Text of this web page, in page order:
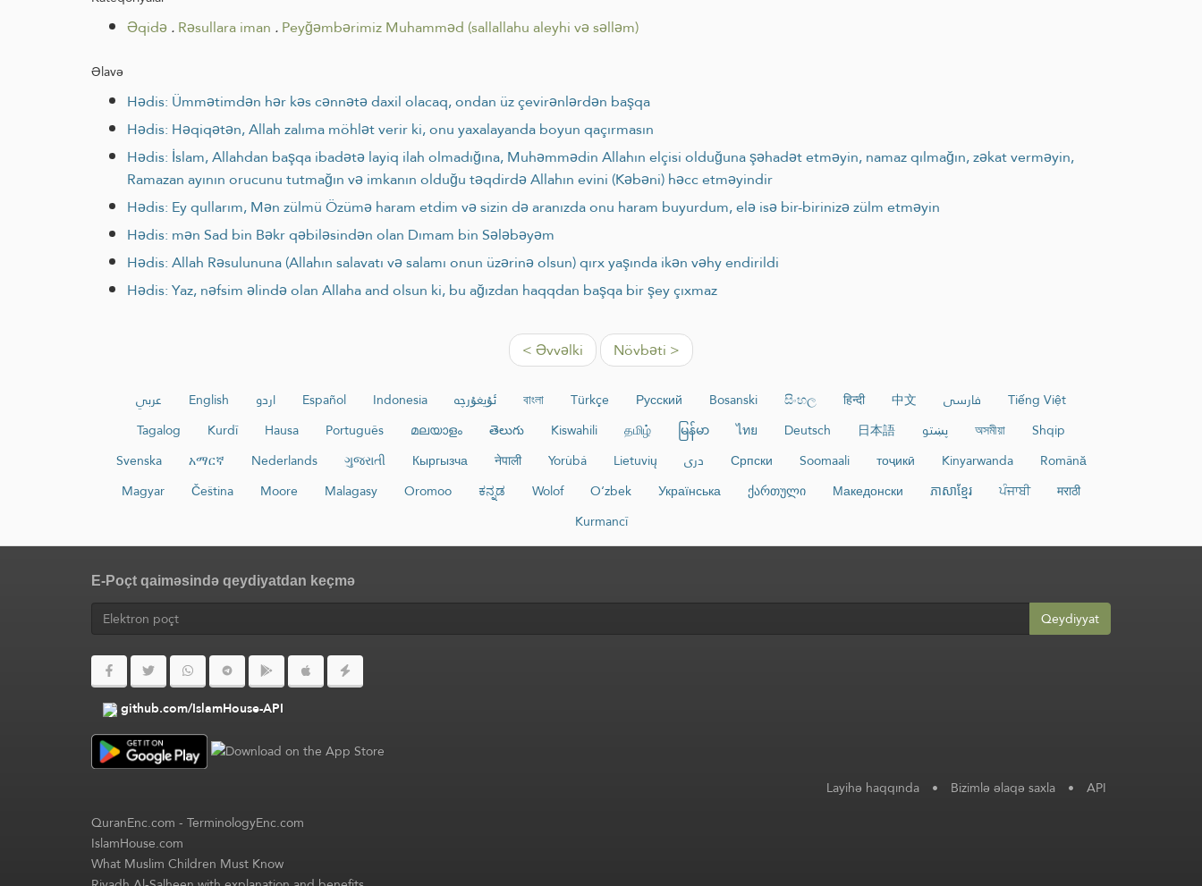
Əqidə.Rəsullara iman .Peyğəmbərimiz Muhamməd (sallallahu aleyhi və səlləm)
Əlavə
Hədis: Ümmətimdən hər kəs cənnətə daxil olacaq, ondan üz çevirənlərdən başqa
Hədis: Həqiqətən, Allah zalıma möhlət verir ki, onu yaxalayanda boyun qaçırmasın
Hədis: İslam, Allahdan başqa ibadətə layiq ilah olmadığına, Muhəmmədin Allahın elçisi olduğuna şəhadət etməyin, namaz qılmağın, zəkat verməyin,
Ramazan ayının orucunu tutmağın və imkanın olduğu təqdirdə Allahın evini (Kəbəni) həcc etməyindir
Hədis: Ey qullarım, Mən zülmü Özümə haram etdim və sizin də aranızda onu haram buyurdum, elə isə bir-birinizə zülm etməyin
Hədis: mən Sad bin Bəkr qəbiləsindən olan Dımam bin Sələbəyəm
Hədis: Allah Rəsulununa (Allahın salavatı və salamı onun üzərinə olsun) qırx yaşında ikən vəhy endirildi
Hədis: Yaz, nəfsim əlində olan Allaha and olsun ki, bu ağızdan haqqdan başqa bir şey çıxmaz
< Əvvəlki Növbəti >
عربي English اردو Español Indonesia ئۇيغۇرچە বাংলা Türkçe Русский Bosanski සිංහල हिन्दी 中文 فارسی
Tiếng Việt
Tagalog
Kurdî Hausa Português മലയാളം తెలుగు Kiswahili தமிழ் မြန်မာ ไทย Deutsch 日本語 پښتو অসমীয়া
Shqip
Svenska
አማርኛ Nederlands ગુજરાતી Кыргызча नेपाली Yorùbá Lietuvių دری Српски Soomaali тоҷикӣ Kinyarwanda
Română
Magyar
Čeština Moore Malagasy Oromoo ಕನ್ನಡ Wolof O‘zbek Українська ქართული Македонски ភាសាខ្មែរ ਪੰਜਾਬੀ
मराठी
Kurmancî
E-Poçt qaiməsində qeydiyatdan keçmə
Qeydiyyat
github.com/IslamHouse-API
Layihə haqqında • Bizimlə əlaqə saxla • API
QuranEnc.com-TerminologyEnc.com
IslamHouse.com
What Muslim Children Must Know